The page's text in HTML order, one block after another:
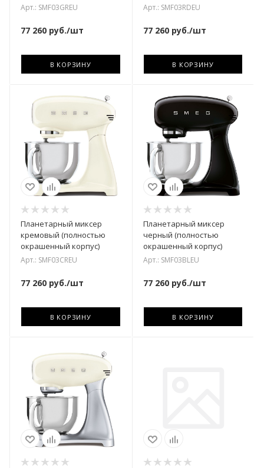
Арт.: SMF03GREU
77 260 руб./шт
В КОРЗИНУ
Арт.: SMF03RDEU
77 260руб./шт
В КОРЗИНУ
Планетарный миксер
кремовый (полностью
окрашенный корпус)
Арт.: SMF03CREU
77 260 руб./шт
В КОРЗИНУ
Планетарный миксер
черный (полностью
окрашенный корпус)
Арт.: SMF03BLEU
77 260руб./шт
В КОРЗИНУ